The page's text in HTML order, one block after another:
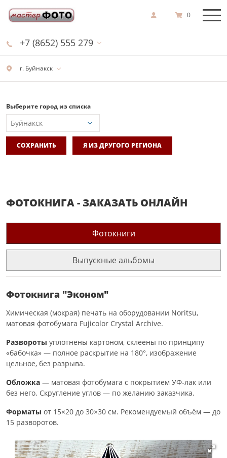
г. Буйнакск
+7 (8652) 555 279
0
Выберите город из списка
СОХРАНИТЬ Я ИЗ ДРУГОГО РЕГИОНА
ФОТОКНИГА - ЗАКАЗАТЬ ОНЛАЙН
Фотокниги
Выпускные альбомы
Фотокнига "Эконом"
Химическая (мокрая) печать на оборудовании Noritsu,
матовая фотобумага Fujicolor Crystal Archive.
Развороты уплотнены картоном, склеены по принципу
«бабочка» — полное раскрытие на 180°, изображение
цельное, без разрыва.
Обложка — матовая фотобумага с покрытием УФ-лак или
без него. Скругление углов — по желанию заказчика.
Форматы от 15×20 до 30×30 см. Рекомендуемый объём — до
15 разворотов.